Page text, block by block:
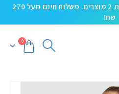
5% הנחה קופון TAKE5 בקניית 2 מוצרים. משלוח חינם מעל 279
שח!
0